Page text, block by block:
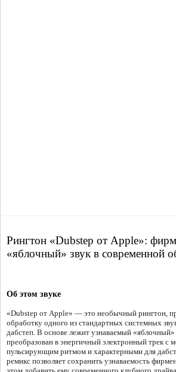
Рингтон «Dubstep от Apple»:
«яблочный» звук в современной
Об этом звуке
«Dubstep от Apple» — это необычный рингтон,
обработку одного из стандартных системных
дабстеп. В основе лежит узнаваемый
преобразован в энергичный электронный трек с
пульсирующим ритмом и характерными для
ремикс позволяет сохранить узнаваемость